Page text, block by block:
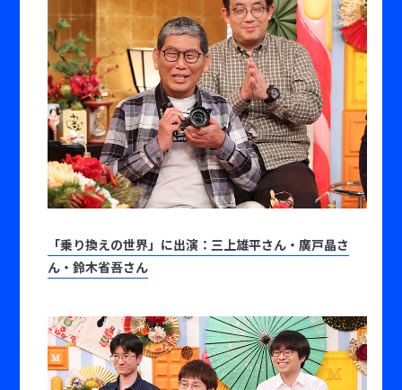
「乗り換えの世界」に出演：三上雄平さん・廣戸晶さ
ん・鈴木省吾さん